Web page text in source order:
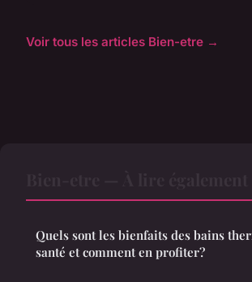
Voir tous les articles Bien-etre →
Quels sont les bienfaits des bains
santé et comment en profiter?